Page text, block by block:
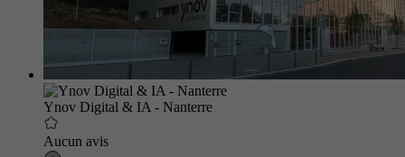
Ynov Digital & IA - Nanterre
Aucun avis